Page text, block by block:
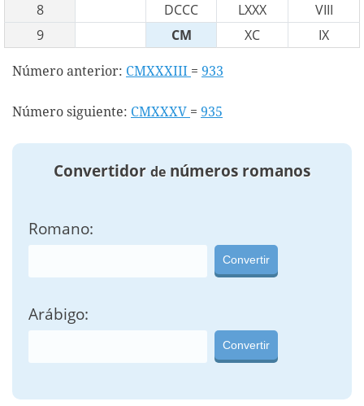
8
DCCC LXXX
VIII
9
CM XC IX
Número anterior: CMXXXIII = 933
Número siguiente: CMXXXV = 935
Convertidor de números romanos
Romano:
Convertir
Arábigo:
Convertir